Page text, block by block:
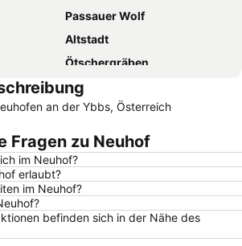
Passauer Wolf
Altstadt
Ötschergräben
Schloss Schallaburg
Ysperklamm
Bahnhof St Valentin
Wachaubad
Erlebnis & Freizeitanlage Neumarkt
Basilika Maria Taferl
an der Ybbs, Österreich
Fragen zu Neuhof
im Neuhof?
erlaubt?
im Neuhof?
befinden sich in der Nähe des